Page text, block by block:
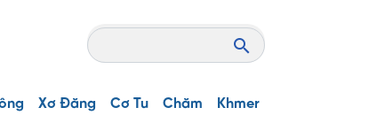
Xơ Đăng Cơ Tu Chăm Khmer